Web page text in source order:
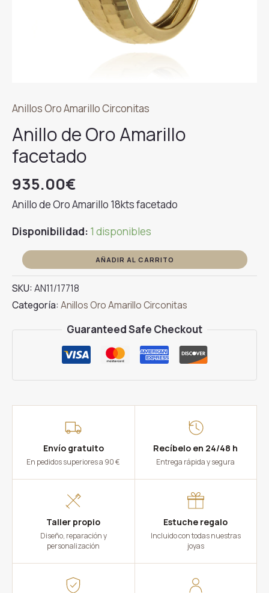
Anillos Oro Amarillo Circonitas
Anillo de Oro Amarillo
facetado
935.00€
Anillo de Oro Amarillo 18kts facetado
Disponibilidad: 1 disponibles
Anillo
de
Oro
Amarillo
AÑADIR AL CARRITO
SKU:AN11/17718
Categoría:Anillos Oro Amarillo Circonitas
Guaranteed Safe Checkout
Envío gratuito
En pedidos superiores a 90 €
Recíbelo en 24/48 h
Entrega rápida y segura
Taller propio
Diseño, reparación y
personalización
Estuche regalo
Incluido con todas nuestras
joyas